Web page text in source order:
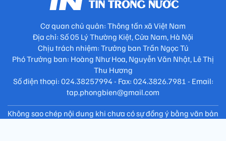
Cơ quan chủ quản: Thông tấn xã Việt Nam
Địa chỉ: Số 05 Lý Thường Kiệt, Cửa Nam, Hà Nội
Chịu trách nhiệm: Trưởng ban Trần Ngọc Tú
Phó Trưởng ban: Hoàng Như Hoa, Nguyễn Văn Nhật, Lê Thị
Thu Hương
Số điện thoại: 024.38257994 - Fax: 024.3826.7981 - Email:
tap.phongbien@gmail.com
Không sao chép nội dung khi chưa có sự đồng ý bằng văn bản